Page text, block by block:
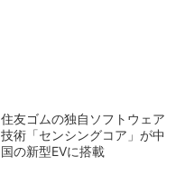
住友ゴムの独自ソフトウェア
技術「センシングコア」が中
国の新型EVに搭載